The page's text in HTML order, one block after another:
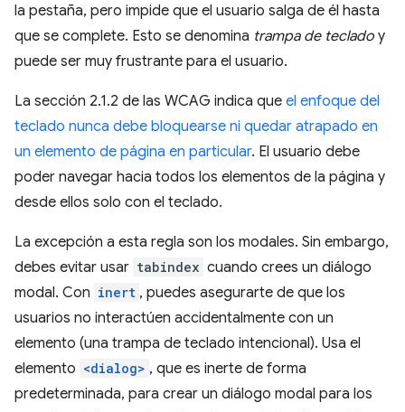
la pestaña, pero impide que el usuario salga de él hasta
que se complete. Esto se denomina trampa de teclado y
puede ser muy frustrante para el usuario.
La sección 2.1.2 de las WCAG indica que el enfoque del
teclado nunca debe bloquearse ni quedar atrapado en
un elemento de página en particular. El usuario debe
poder navegar hacia todos los elementos de la página y
desde ellos solo con el teclado.
La excepción a esta regla son los modales. Sin embargo,
debes evitar usar tabindex cuando crees un diálogo
modal. Con inert , puedes asegurarte de que los
usuarios no interactúen accidentalmente con un
elemento (una trampa de teclado intencional). Usa el
elemento <dialog> , que es inerte de forma
predeterminada, para crear un diálogo modal para los